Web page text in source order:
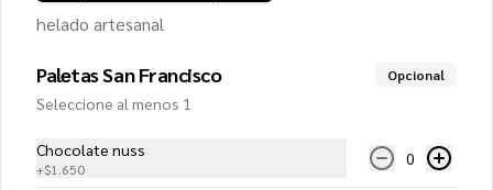
helado artesanal
Paletas San Francisco Opcional
Seleccione al menos 1
Chocolate nuss
+$1.650
0